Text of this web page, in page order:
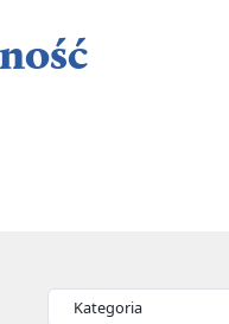
Kategorie